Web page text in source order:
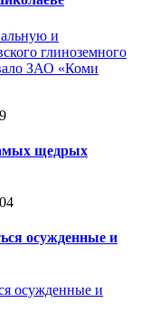
и
глиноземного
ЗАО «Коми
щедрых
осужденные и
осужденные и